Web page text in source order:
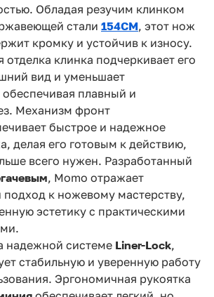
Обладая резучим клинком
стали 154CM, этот нож
кромку и устойчив к износу.
отделка клинка подчеркивает его
вид и уменьшает
плавный и
Механизм фронт
быстрое и надежное
делая его готовым к действию,
всего нужен. Разработанный
, Momo отражает
к ножевому мастерству,
эстетику с практическими
надежной системе Liner-Lock,
стабильную и уверенную работу
Эргономичная рукоятка